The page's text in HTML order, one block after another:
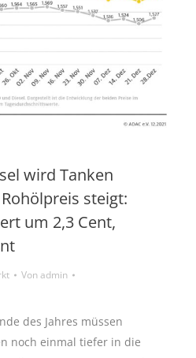
wird Tanken
steigt:
um 2,3 Cent,
Vonadmin
des Jahres müssen
noch einmal tiefer in die